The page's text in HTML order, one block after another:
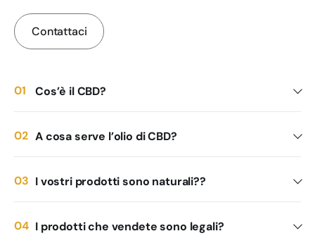
Contattaci
Cos’è il CBD?
A cosa serve l’olio di CBD?
I vostri prodotti sono naturali??
I prodotti che vendete sono legali?